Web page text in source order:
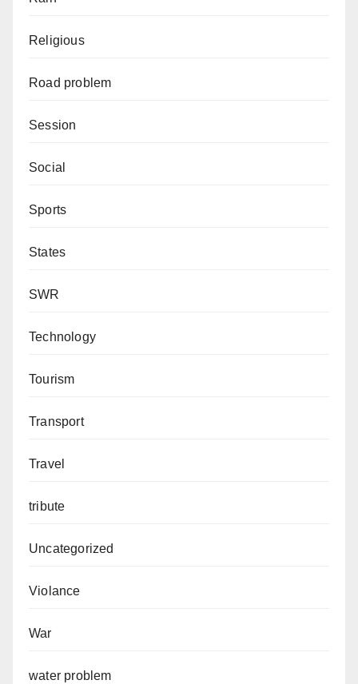
Religious
Road problem
Session
Social
Sports
States
SWR
Technology
Tourism
Transport
Travel
tribute
Uncategorized
Violance
War
water problem